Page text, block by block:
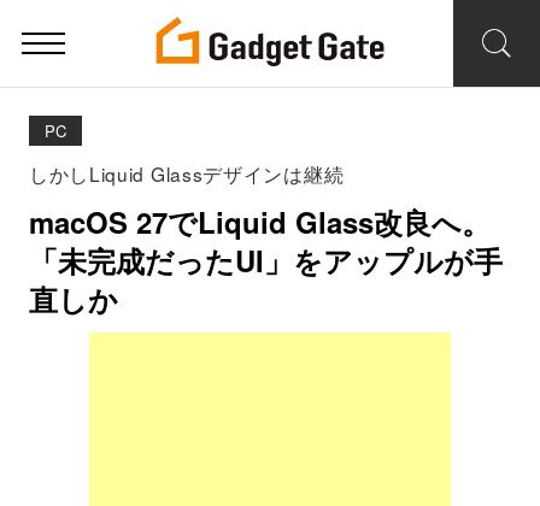
PC
しかしLiquid Glassデザインは継続
macOS 27でLiquid Glass改良へ。
「未完成だったUI」をアップルが手
直しか